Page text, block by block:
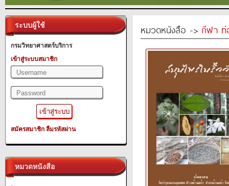
ระบบผู้ใช้
กรมวิทยาศาสตร์บริการ
เข้าสู่ระบบสมาชิก
สมัครสมาชิก ลืมรหัสผ่าน
หมวดหนังสือ
หมวดหนังสือ -> กีฬา ท่